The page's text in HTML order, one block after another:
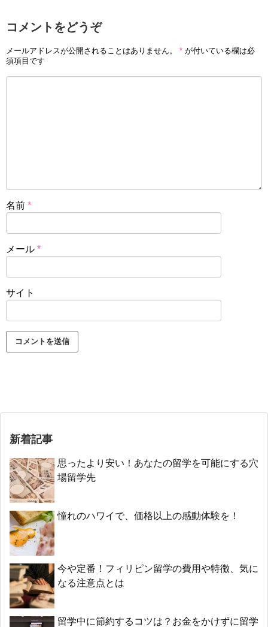
コメントをどうぞ
メールアドレスが公開されることはありません。 * が付いている欄は必
須項目です
名前 *
メール *
サイト
新着記事
思ったより安い！あなたの留学を可能にする穴
場留学先
憧れのハワイで、価格以上の感動体験を！
今や定番！フィリピン留学の費用や特徴、気に
なる注意点とは
留学中に節約するコツは？お金をかけずに留学